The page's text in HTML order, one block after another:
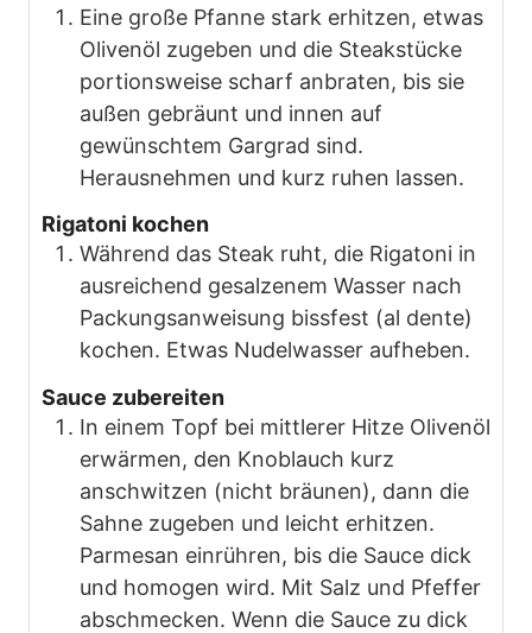
Eine große Pfanne stark erhitzen, etwas
Olivenöl zugeben und die Steakstücke
portionsweise scharf anbraten, bis sie
außen gebräunt und innen auf
gewünschtem Gargrad sind.
Herausnehmen und kurz ruhen lassen.
Rigatoni kochen
Während das Steak ruht, die Rigatoni in
ausreichend gesalzenem Wasser nach
Packungsanweisung bissfest (al dente)
kochen. Etwas Nudelwasser aufheben.
Sauce zubereiten
In einem Topf bei mittlerer Hitze Olivenöl
erwärmen, den Knoblauch kurz
anschwitzen (nicht bräunen), dann die
Sahne zugeben und leicht erhitzen.
Parmesan einrühren, bis die Sauce dick
und homogen wird. Mit Salz und Pfeffer
abschmecken. Wenn die Sauce zu dick